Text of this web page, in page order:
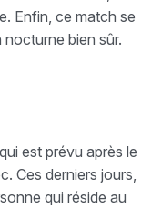
Enfin, ce match se
bien sûr.
est prévu après le
Ces derniers jours,
qui réside au